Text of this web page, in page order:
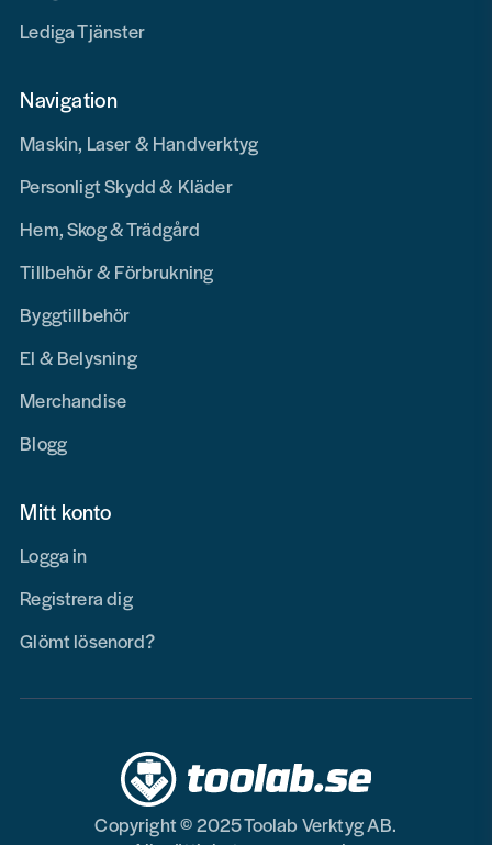
Lediga Tjänster
Navigation
Maskin, Laser & Handverktyg
Personligt Skydd & Kläder
Hem, Skog & Trädgård
Tillbehör & Förbrukning
Byggtillbehör
El & Belysning
Merchandise
Blogg
Mitt konto
Logga in
Registrera dig
Glömt lösenord?
Copyright © 2025 Toolab Verktyg AB.